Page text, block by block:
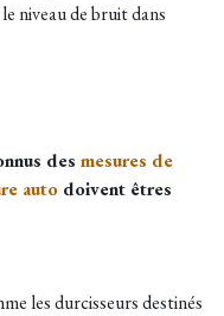
niveau de bruit dans
des mesures de
auto doivent êtres
les durcisseurs destinés